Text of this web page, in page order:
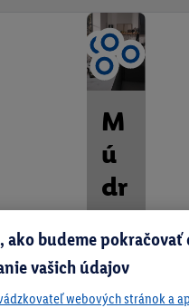
M
ú
dr
a
ku
ch
ako budeme pokračovať
vašich údajov
webových stránok a